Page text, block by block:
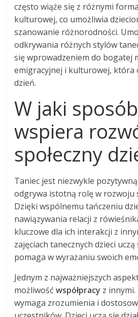
często wiąże się z różnymi
kulturowej, co umożliwia
szanowanie różnorodności.
odkrywania różnych stylów
się wprowadzeniem do bogatej
emigracyjnej i kulturowej, która
dzień.
W jaki
wspiera
społeczny
Taniec jest niezwykle
odgrywa istotną rolę w rozwoju
Dzięki wspólnemu tańczeniu
nawiązywania relacji z
kluczowe dla ich interakcji z
zajęciach tanecznych dzieci uczą
pomaga w wyrażaniu swoich
Jednym z najważniejszych
możliwośćwspółpracy z
wymaga zrozumienia i